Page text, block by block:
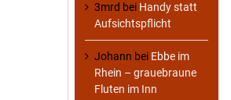
3mrd bei Handy statt
Aufsichtspflicht
Johann bei Ebbe im
Rhein – grauebraune
Fluten im Inn